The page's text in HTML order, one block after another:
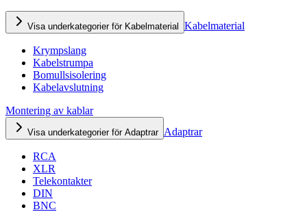
Visa underkategorier för Kabelmaterial Kabelmaterial
Krympslang
Kabelstrumpa
Bomullsisolering
Kabelavslutning
Montering av kablar
Visa underkategorier för Adaptrar Adaptrar
RCA
XLR
Telekontakter
DIN
BNC